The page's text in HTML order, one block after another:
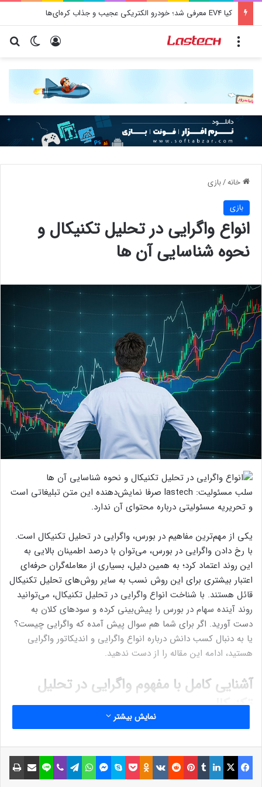
کیا EV4 معرفی شد؛ خودرو الکتریکی عجیب و جذاب کره‌ای‌ها
تغییر ورود
خانه/بازی
بازی
انواع واگرایی در تحلیل تکنیکال و
نحوه شناسایی آن ها
سلب مسئولیت: lastech صرفا نمایش‌دهنده این متن تبلیغاتی است
و تحریریه مسئولیتی درباره محتوای آن ندارد.
یکی از مهم‌ترین مفاهیم در بورس، واگرایی در تحلیل تکنیکال است.
با رخ دادن واگرایی در بورس، می‌توان با درصد اطمینان بالایی به
این روند اعتماد کرد؛ به همین دلیل، بسیاری از معامله‌گران حرفه‌ای
اعتبار بیشتری برای این روش نسب به سایر روش‌های تحلیل تکنیکال
قائل هستند. با شناخت انواع واگرایی در تحلیل تکنیکال، می‌توانید
روند آینده سهام در بورس را پیش‌بینی کرده و سودهای کلان به
دست آورید. اگر برای شما هم سوال پیش آمده که واگرایی چیست؟
یا به دنبال کسب دانش درباره انواع واگرایی و اندیکاتور واگرایی
هستید، ادامه این مقاله را از دست ندهید.
آشنایی کامل با مفهوم واگرایی در تحلیل
تکنیکال
یکی از مهم‌ترین مسائلی که در دوره‌های آموزشی بورس و معامله ارز
و آشنایی با مفهوم واگرایی است. برای درک بهتر این مفهوم باید
بدانید که به‌طورکلی، مبنای تحلیل تکنیکال بر پایه بررسی قیمت در
نمایش بیشتر
فیسبوک ایکس لینکداین تامبلر پینتریست Reddit
VKontakte
Odnoklassniki پاکت اسکایپ مسنجر واتس آپ تلگرام وایبر لاین اشتراک گذاری با ایمیل